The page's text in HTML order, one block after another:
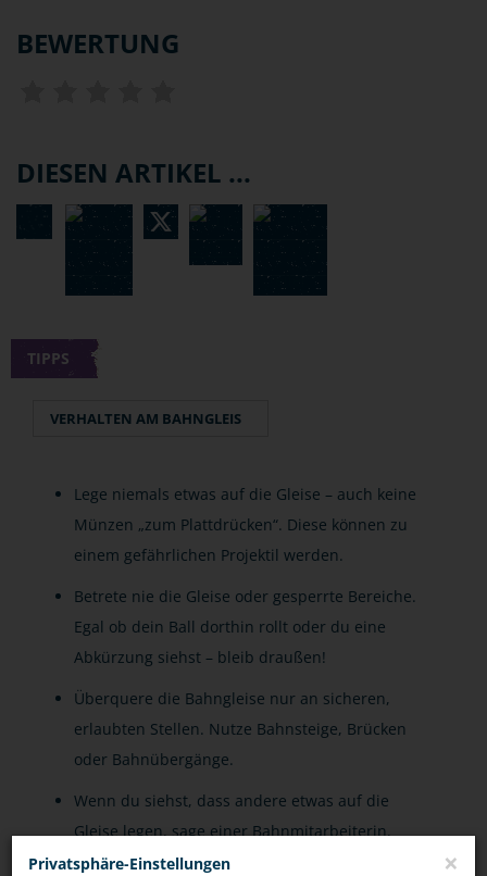
BEWERTUNG
DIESEN ARTIKEL ...
TIPPS
VERHALTEN AM BAHNGLEIS
Lege niemals etwas auf die Gleise – auch keine
Münzen „zum Plattdrücken“. Diese können zu
einem gefährlichen Projektil werden.
Betrete nie die Gleise oder gesperrte Bereiche.
Egal ob dein Ball dorthin rollt oder du eine
Abkürzung siehst – bleib draußen!
Überquere die Bahngleise nur an sicheren,
erlaubten Stellen. Nutze Bahnsteige, Brücken
oder Bahnübergänge.
Wenn du siehst, dass andere etwas auf die
Gleise legen, sage einer Bahnmitarbeiterin,
einem Bahnmitarbeiter oder der Polizei
Privatsphäre-Einstellungen ×